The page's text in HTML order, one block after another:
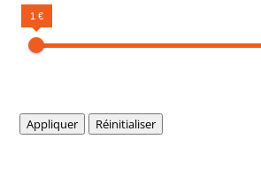
1 €
Appliquer Réinitialiser